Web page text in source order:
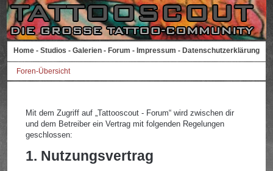
Home - Studios - Galerien - Forum - Impressum - Datenschutzerklärung
Foren-Übersicht
Mit dem Zugriff auf „Tattooscout - Forum“ wird zwischen dir
und dem Betreiber ein Vertrag mit folgenden Regelungen
geschlossen:
1. Nutzungsvertrag